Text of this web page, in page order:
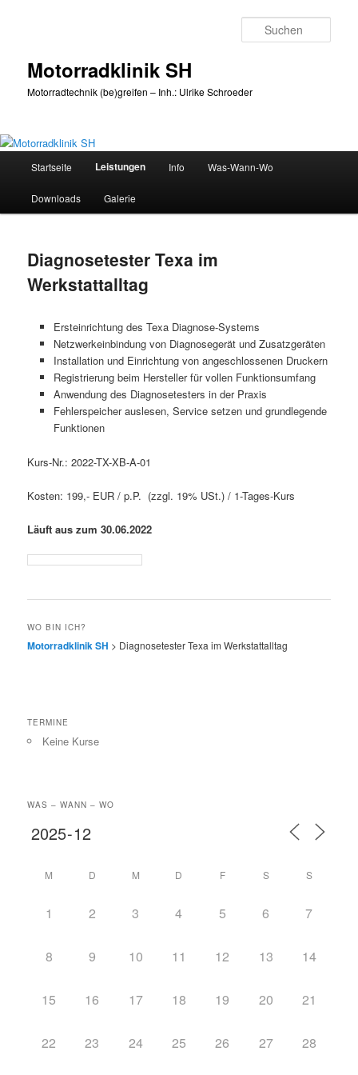
Motorradklinik SH
Motorradtechnik (be)greifen – Inh.: Ulrike Schroeder
Startseite Leistungen Info Was-Wann-Wo
Downloads Galerie
Diagnosetester Texa im
Werkstattalltag
Ersteinrichtung des Texa Diagnose-Systems
Netzwerkeinbindung von Diagnosegerät und Zusatzgeräten
Installation und Einrichtung von angeschlossenen Druckern
Registrierung beim Hersteller für vollen Funktionsumfang
Anwendung des Diagnosetesters in der Praxis
Fehlerspeicher auslesen, Service setzen und grundlegende
Funktionen
Kurs-Nr.: 2022-TX-XB-A-01
Kosten: 199,- EUR / p.P. (zzgl. 19% USt.) / 1-Tages-Kurs
Läuft aus zum 30.06.2022
WO BIN ICH?
Motorradklinik SH > Diagnosetester Texa im Werkstattalltag
TERMINE
Keine Kurse
WAS – WANN – WO
M D M D F S S
1 2 3 4 5 6 7
8 9 10 11 12 13 14
15 16 17 18 19 20 21
22 23 24 25 26 27 28